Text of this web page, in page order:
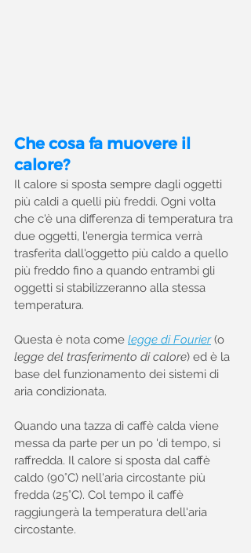
Che cosa fa muovere il
calore?
Il calore si sposta sempre dagli oggetti
più caldi a quelli più freddi. Ogni volta
che c'è una differenza di temperatura tra
due oggetti, l'energia termica verrà
trasferita dall'oggetto più caldo a quello
più freddo fino a quando entrambi gli
oggetti si stabilizzeranno alla stessa
temperatura.
Questa è nota come legge di Fourier (o
legge del trasferimento di calore) ed è la
base del funzionamento dei sistemi di
aria condizionata.
Quando una tazza di caffè calda viene
messa da parte per un po 'di tempo, si
raffredda. Il calore si sposta dal caffè
caldo (90°C) nell'aria circostante più
fredda (25°C). Col tempo il caffè
raggiungerà la temperatura dell'aria
circostante.